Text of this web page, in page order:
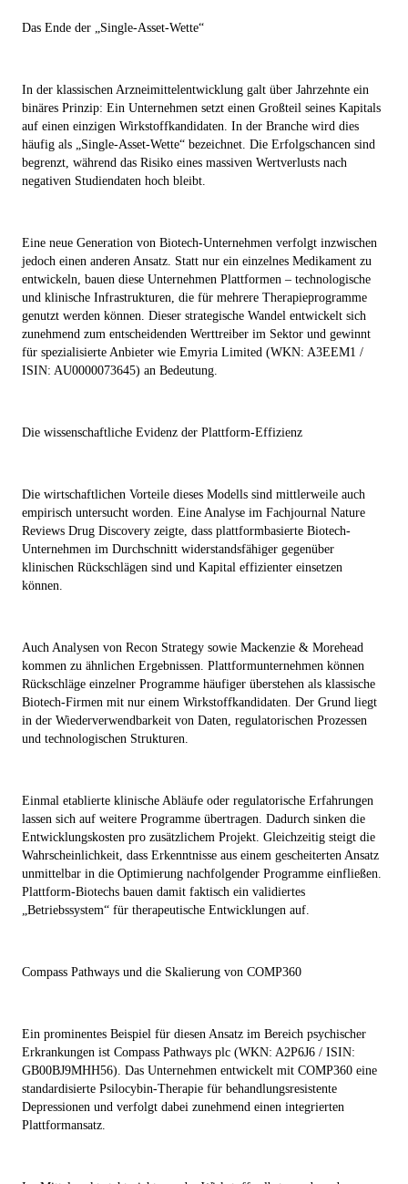
Das Ende der „Single-Asset-Wette“
In der klassischen Arzneimittelentwicklung galt über Jahrzehnte ein
binäres Prinzip: Ein Unternehmen setzt einen Großteil seines Kapitals
auf einen einzigen Wirkstoffkandidaten. In der Branche wird dies
häufig als „Single-Asset-Wette“ bezeichnet. Die Erfolgschancen sind
begrenzt, während das Risiko eines massiven Wertverlusts nach
negativen Studiendaten hoch bleibt.
Eine neue Generation von Biotech-Unternehmen verfolgt inzwischen
jedoch einen anderen Ansatz. Statt nur ein einzelnes Medikament zu
entwickeln, bauen diese Unternehmen Plattformen – technologische
und klinische Infrastrukturen, die für mehrere Therapieprogramme
genutzt werden können. Dieser strategische Wandel entwickelt sich
zunehmend zum entscheidenden Werttreiber im Sektor und gewinnt
für spezialisierte Anbieter wie Emyria Limited (WKN: A3EEM1 /
ISIN: AU0000073645) an Bedeutung.
Die wissenschaftliche Evidenz der Plattform-Effizienz
Die wirtschaftlichen Vorteile dieses Modells sind mittlerweile auch
empirisch untersucht worden. Eine Analyse im Fachjournal Nature
Reviews Drug Discovery zeigte, dass plattformbasierte Biotech-
Unternehmen im Durchschnitt widerstandsfähiger gegenüber
klinischen Rückschlägen sind und Kapital effizienter einsetzen
können.
Auch Analysen von Recon Strategy sowie Mackenzie & Morehead
kommen zu ähnlichen Ergebnissen. Plattformunternehmen können
Rückschläge einzelner Programme häufiger überstehen als klassische
Biotech-Firmen mit nur einem Wirkstoffkandidaten. Der Grund liegt
in der Wiederverwendbarkeit von Daten, regulatorischen Prozessen
und technologischen Strukturen.
Einmal etablierte klinische Abläufe oder regulatorische Erfahrungen
lassen sich auf weitere Programme übertragen. Dadurch sinken die
Entwicklungskosten pro zusätzlichem Projekt. Gleichzeitig steigt die
Wahrscheinlichkeit, dass Erkenntnisse aus einem gescheiterten Ansatz
unmittelbar in die Optimierung nachfolgender Programme einfließen.
Plattform-Biotechs bauen damit faktisch ein validiertes
„Betriebssystem“ für therapeutische Entwicklungen auf.
Compass Pathways und die Skalierung von COMP360
Ein prominentes Beispiel für diesen Ansatz im Bereich psychischer
Erkrankungen ist Compass Pathways plc (WKN: A2P6J6 / ISIN:
GB00BJ9MHH56). Das Unternehmen entwickelt mit COMP360 eine
standardisierte Psilocybin-Therapie für behandlungsresistente
Depressionen und verfolgt dabei zunehmend einen integrierten
Plattformansatz.